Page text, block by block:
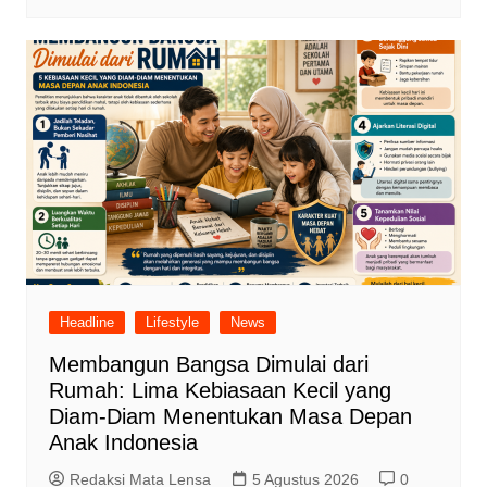
Headline Lifestyle News
Membangun Bangsa Dimulai dari
Rumah: Lima Kebiasaan Kecil yang
Diam-Diam Menentukan Masa Depan
Anak Indonesia
Redaksi Mata Lensa 5 Agustus 2026 0